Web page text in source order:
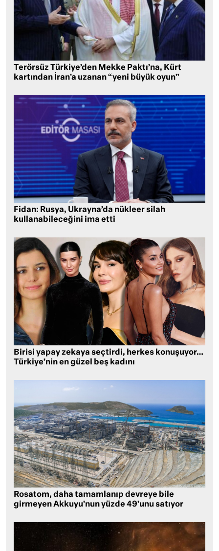
Terörsüz Türkiye’den Mekke Paktı’na, Kürt
kartından İran’a uzanan “yeni büyük oyun”
Fidan: Rusya, Ukrayna’da nükleer silah
kullanabileceğini ima etti
Birisi yapay zekaya seçtirdi, herkes konuşuyor…
Türkiye’nin en güzel beş kadını
Rosatom, daha tamamlanıp devreye bile
girmeyen Akkuyu’nun yüzde 49’unu satıyor